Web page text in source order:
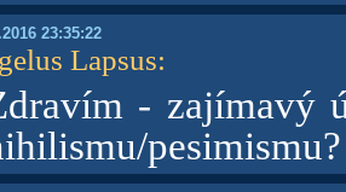
23:35:22
Lapsus:
- zajímavý
pesimismu?